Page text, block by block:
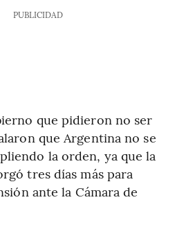
PUBLICIDAD
que pidieron no ser
que Argentina no se
la orden, ya que la
tres días más para
ante la Cámara de